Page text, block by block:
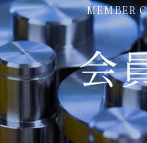
MEMBER
会